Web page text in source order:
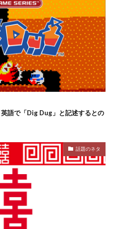
英語で「Dig Dug」と記述するとの
話題のネタ